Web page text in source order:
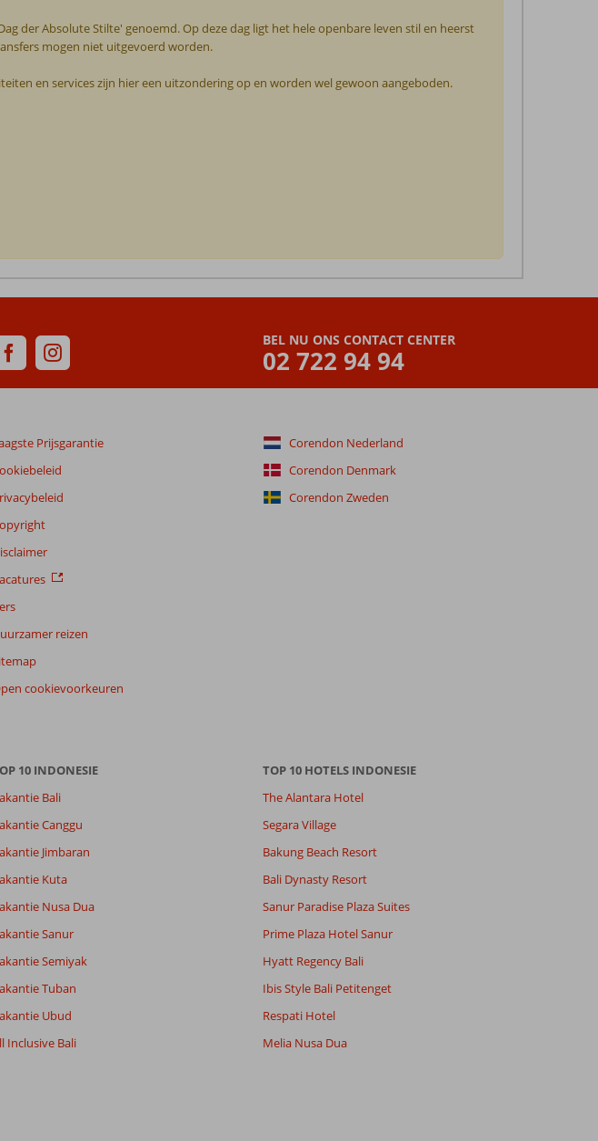
der Absolute Stilte' genoemd. Op deze dag ligt het hele openbare leven stil en heerst
mogen niet uitgevoerd worden.
en services zijn hier een uitzondering op en worden wel gewoon aangeboden.
BEL NU ONS CONTACT CENTER
02 722 94 94
Prijsgarantie
reizen
cookievoorkeuren
Corendon Nederland
Corendon Denmark
Corendon Zweden
10 INDONESIE
Bali
Canggu
Jimbaran
Kuta
Nusa Dua
Sanur
Semiyak
Tuban
Ubud
Inclusive Bali
TOP 10 HOTELS INDONESIE
The Alantara Hotel
Segara Village
Bakung Beach Resort
Bali Dynasty Resort
Sanur Paradise Plaza Suites
Prime Plaza Hotel Sanur
Hyatt Regency Bali
Ibis Style Bali Petitenget
Respati Hotel
Melia Nusa Dua